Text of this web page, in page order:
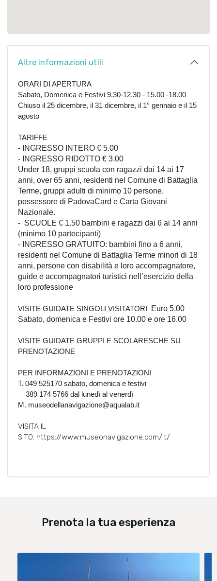
Altre informazioni utili
ORARI DI APERTURA
Sabato, Domenica e Festivi 9.30-12.30 - 15.00 -18.00
Chiuso il 25 dicembre, il 31 dicembre, il 1° gennaio e il 15
agosto
TARIFFE
- INGRESSO INTERO € 5.00
- INGRESSO RIDOTTO € 3.00
Under 18, gruppi scuola con ragazzi dai 14 ai 17
anni, over 65 anni, residenti nel Comune di Battaglia
Terme, gruppi adulti di minimo 10 persone,
possessore di PadovaCard e Carta Giovani
Nazionale.
- SCUOLE € 1.50 bambini e ragazzi dai 6 ai 14 anni
(minimo 10 partecipanti)
- INGRESSO GRATUITO: bambini fino a 6 anni,
residenti nel Comune di Battaglia Terme minori di 18
anni, persone con disabilità e loro accompagnatore,
guide e accompagnatori turistici nell’esercizio della
loro professione
VISITE GUIDATE SINGOLI VISITATORI
Euro 5.00
Sabato, domenica e Festivi ore 10.00 e ore 16.00
VISITE GUIDATE GRUPPI E SCOLARESCHE SU
PRENOTAZIONE
PER INFORMAZIONI E PRENOTAZIONI
T. 049 525170 sabato, domenica e festivi
389 174 5766 dal lunedì al venerdì
M. museodellanavigazione@aqualab.it
VISITA IL
SITO: https://www.museonavigazione.com/it/
Prenota la tua esperienza